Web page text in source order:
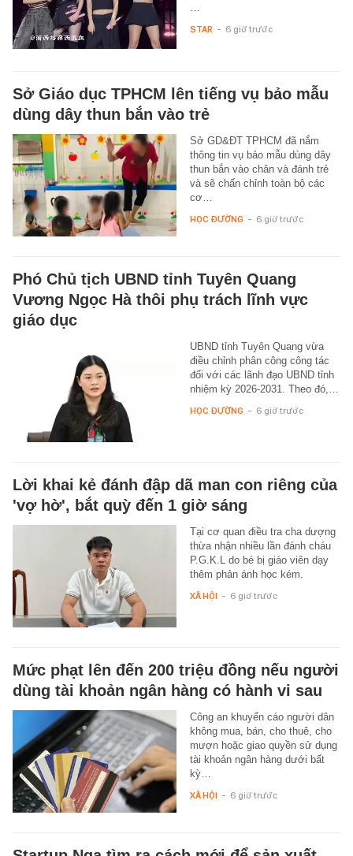
STAR - 6 giờ trước
Sở Giáo dục TPHCM lên tiếng vụ bảo mẫu
dùng dây thun bắn vào trẻ
Sở GD&ĐT TPHCM đã nắm
thông tin vụ bảo mẫu dùng dây
thun bắn vào chân và đánh trẻ
và sẽ chấn chỉnh toàn bộ các
cơ…
HỌC ĐƯỜNG - 6 giờ trước
Phó Chủ tịch UBND tỉnh Tuyên Quang
Vương Ngọc Hà thôi phụ trách lĩnh vực
giáo dục
UBND tỉnh Tuyên Quang vừa
điều chỉnh phân công công tác
đối với các lãnh đạo UBND tỉnh
nhiệm kỳ 2026-2031. Theo đó,…
HỌC ĐƯỜNG - 6 giờ trước
Lời khai kẻ đánh đập dã man con riêng của
'vợ hờ', bắt quỳ đến 1 giờ sáng
Tại cơ quan điều tra cha dượng
thừa nhận nhiều lần đánh cháu
P.G.K.L do bé bị giáo viên dạy
thêm phản ánh học kém.
XÃ HỘI - 6 giờ trước
Mức phạt lên đến 200 triệu đồng nếu người
dùng tài khoản ngân hàng có hành vi sau
Công an khuyến cáo người dân
không mua, bán, cho thuê, cho
mượn hoặc giao quyền sử dụng
tài khoản ngân hàng dưới bất
kỳ…
XÃ HỘI - 6 giờ trước